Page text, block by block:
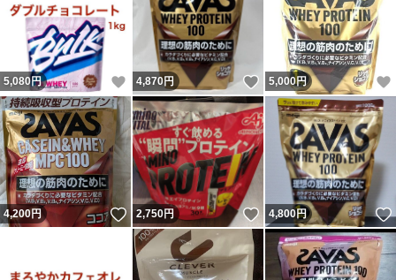
5,080円 いいね！
4,870円 いいね！
5,000円
4,200円 いいね！
2,750円 いいね！
4,800円